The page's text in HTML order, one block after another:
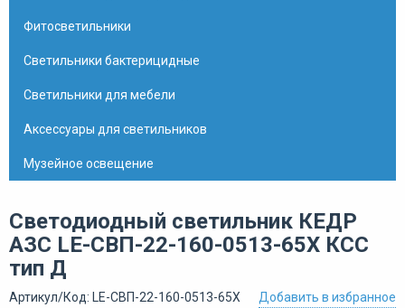
Фитосветильники
Светильники бактерицидные
Светильники для мебели
Аксессуары для светильников
Музейное освещение
Светодиодный светильник КЕДР
АЗС LE-СВП-22-160-0513-65Х КСС
тип Д
Артикул/Код: LE-СВП-22-160-0513-65Х
Добавить в избранное